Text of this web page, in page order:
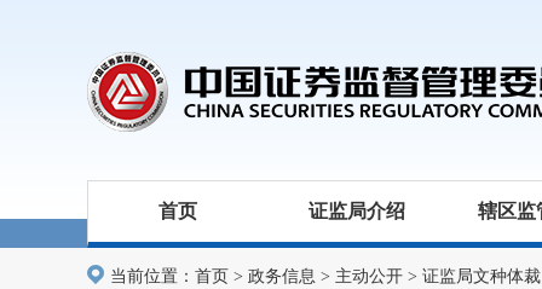
首页 证监局介绍 辖区监
当前位置： 首页 > 政务信息 > 主动公开 > 证监局文种体裁